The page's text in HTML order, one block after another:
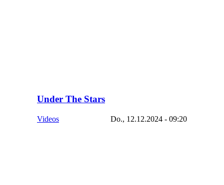
Under The Stars
Videos Do., 12.12.2024 - 09:20